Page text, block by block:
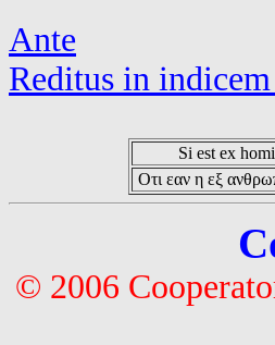
Ante
Reditus in
Si est ex
Οτι εαν η εξ
© 2006